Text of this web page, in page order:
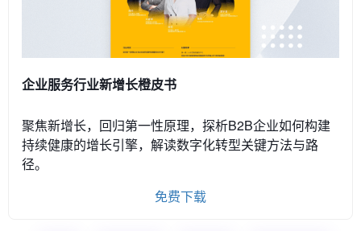
企业服务行业新增长橙皮书
聚焦新增长，回归第一性原理，探析B2B企业如何构建
持续健康的增长引擎，解读数字化转型关键方法与路
径。
免费下载